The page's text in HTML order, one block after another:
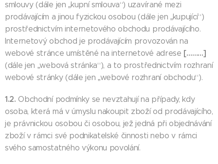
smlouvy (dále jen „kupní smlouva“) uzavírané mezi
prodávajícím a jinou fyzickou osobou (dále jen „kupující“)
prostřednictvím internetového obchodu prodávajícího.
Internetový obchod je prodávajícím provozován na
webové stránce umístěné na internetové adrese [………]
(dále jen „webová stránka“), a to prostřednictvím rozhraní
webové stránky (dále jen „webové rozhraní obchodu“).
1.2. Obchodní podmínky se nevztahují na případy, kdy
osoba, která má v úmyslu nakoupit zboží od prodávajícího,
je právnickou osobou či osobou, jež jedná při objednávání
zboží v rámci své podnikatelské činnosti nebo v rámci
svého samostatného výkonu povolání.